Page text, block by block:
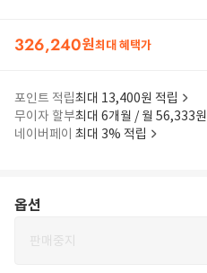
326,240원최대 혜택가
포인트 적립최대 13,400원 적립
무이자 할부최대 6개월 / 월 56,333원
네이버페이 최대 3% 적립
옵션
판매중지